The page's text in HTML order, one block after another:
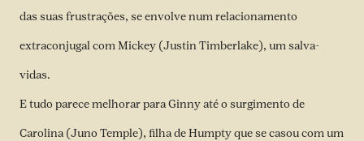
das suas frustrações, se envolve num relacionamento
extraconjugal com Mickey (Justin Timberlake), um salva-
vidas.
E tudo parece melhorar para Ginny até o surgimento de
Carolina (Juno Temple), filha de Humpty que se casou com um